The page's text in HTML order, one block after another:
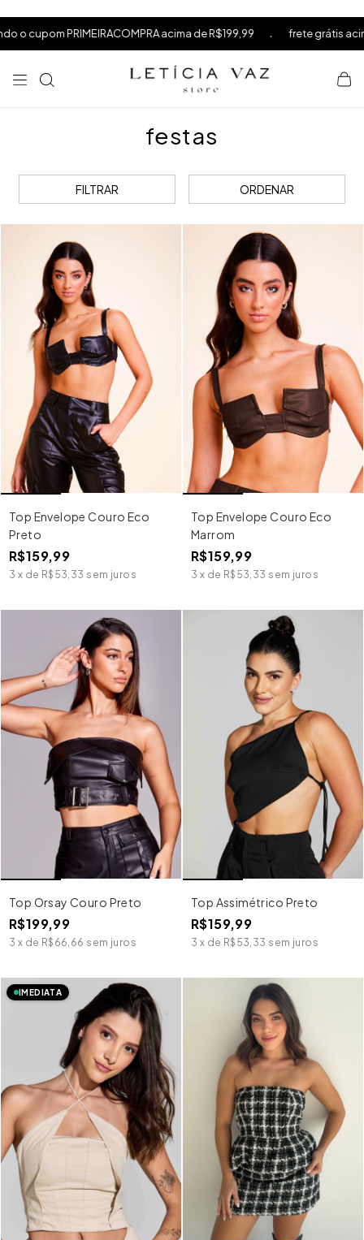
de R$199,99 . frete grátis acima de R$599 . 10% OFF na
festas
FILTRAR ORDENAR
Top Envelope Couro Eco
Preto
R$159,99
3 x de R$53,33 sem juros
Top Envelope Couro Eco
Marrom
R$159,99
3 x de R$53,33 sem juros
Top Orsay Couro Preto
R$199,99
3 x de R$66,66 sem juros
Top Assimétrico Preto
R$159,99
3 x de R$53,33 sem juros
IMEDIATA